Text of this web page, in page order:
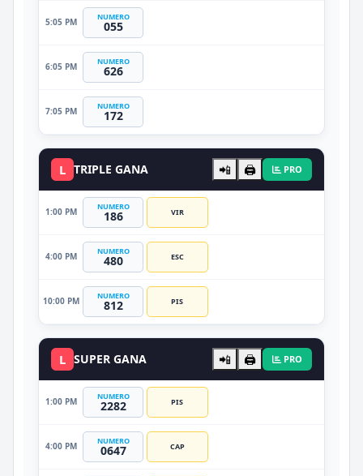
5:05 PM NUMERO
055
6:05 PM NUMERO
626
7:05 PM NUMERO
172
L TRIPLE GANA 📲 🖨️ PRO
1:00 PM NUMERO
186 VIR
4:00 PM NUMERO
480 ESC
10:00 PM NUMERO
812 PIS
L SUPER GANA 📲 🖨️ PRO
1:00 PM NUMERO
2282 PIS
4:00 PM NUMERO
0647 CAP